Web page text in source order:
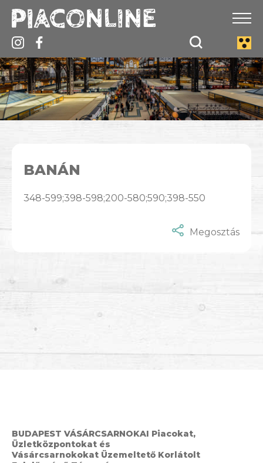
BANÁN
348-599;398-598;200-580;590;398-550
Megosztás
BUDAPEST VÁSÁRCSARNOKAI Piacokat,
Üzletközpontokat és
Vásárcsarnokokat Üzemeltető Korlátolt